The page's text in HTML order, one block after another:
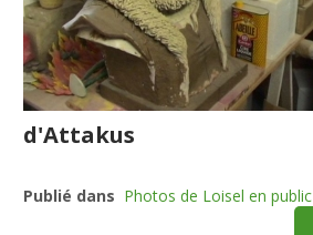
d'Attakus
Publié dans Photos de Loisel en public